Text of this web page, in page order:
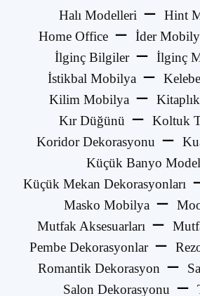
Halı Modelleri
Hint
Home Office
İder
İlginç Bilgiler
İlginç
İstikbal Mobilya
Kilim Mobilya
Kır Düğünü
Koltuk
Koridor Dekorasyonu
Küçük Banyo
Küçük Mekan Dekorasyonları
Masko Mobilya
Mutfak Aksesuarları
Pembe Dekorasyonlar
Romantik Dekorasyon
Salon Dekorasyonu